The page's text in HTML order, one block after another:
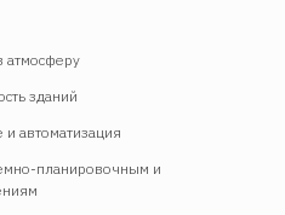
атмосферу
зданий
автоматизация
планировочным и